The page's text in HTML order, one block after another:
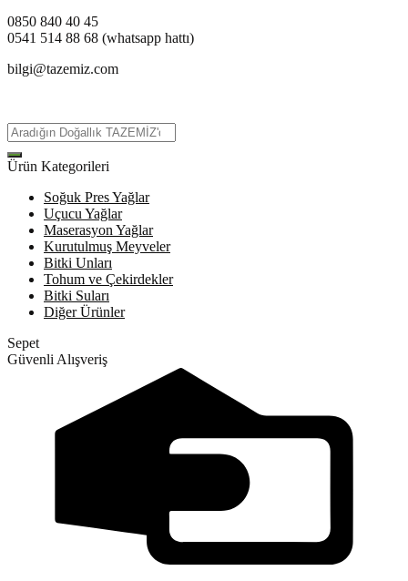
0850 840 40 45
0541 514 88 68 (whatsapp hattı)
bilgi@tazemiz.com
Ürün Kategorileri
Soğuk Pres Yağlar
Uçucu Yağlar
Maserasyon Yağlar
Kurutulmuş Meyveler
Bitki Unları
Tohum ve Çekirdekler
Bitki Suları
Diğer Ürünler
Sepet
Güvenli Alışveriş